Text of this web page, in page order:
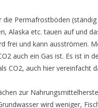
die Permafrostböden
Alaska etc. tauen auf und
frei und kann ausströmen.
auch ein Gas ist. Es ist in
CO2, auch hier vereinfacht
zur
wird weniger,